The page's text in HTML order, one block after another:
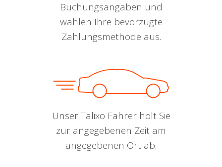
Buchungsangaben und
wählen Ihre bevorzugte
Zahlungsmethode aus.
Unser Talixo Fahrer holt Sie
zur angegebenen Zeit am
angegebenen Ort ab.